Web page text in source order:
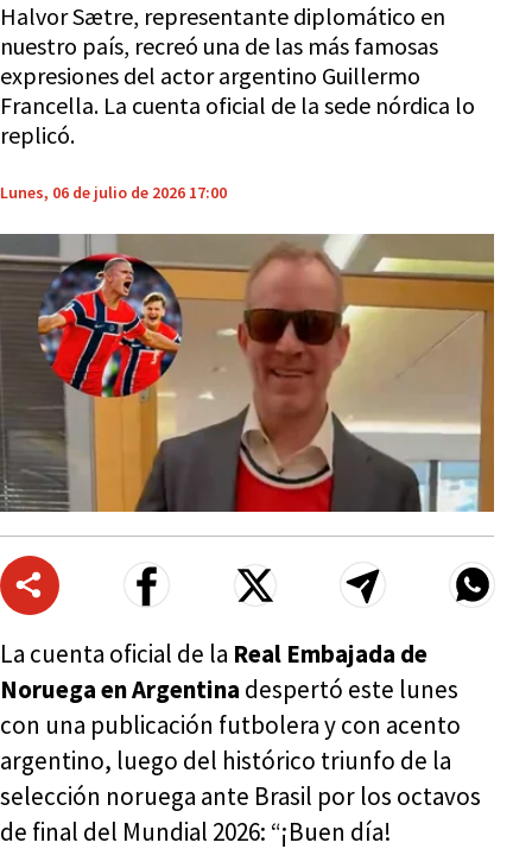
Halvor Sætre, representante diplomático en
nuestro país, recreó una de las más famosas
expresiones del actor argentino Guillermo
Francella. La cuenta oficial de la sede nórdica lo
replicó.
Lunes, 06 de julio de 2026 17:00
La cuenta oficial de la Real Embajada de
Noruega en Argentina despertó este lunes
con una publicación futbolera y con acento
argentino, luego del histórico triunfo de la
selección noruega ante Brasil por los octavos
de final del Mundial 2026: “¡Buen día!